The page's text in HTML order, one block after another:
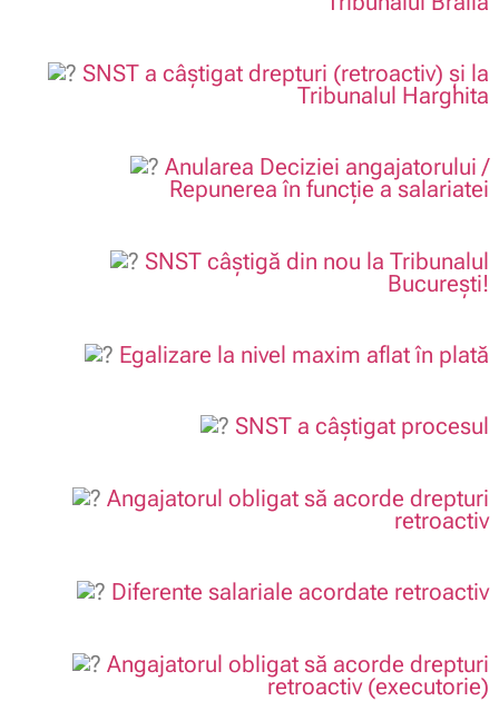
SNST a câștigat drepturi (retroactiv) și la
Tribunalul Harghita
Anularea Deciziei angajatorului /
Repunerea în funcție a salariatei
SNST câștigă din nou la Tribunalul
București!
Egalizare la nivel maxim aflat în plată
SNST a câștigat procesul
Angajatorul obligat să acorde drepturi
retroactiv
Diferente salariale acordate retroactiv
Angajatorul obligat să acorde drepturi
retroactiv (executorie)